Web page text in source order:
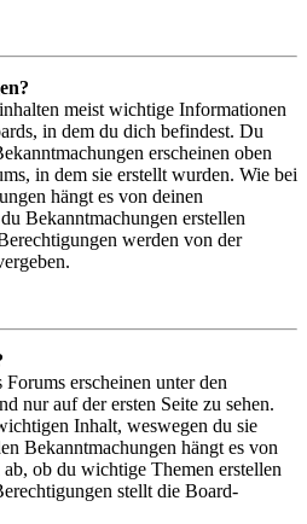
meist wichtige Informationen
in dem du dich befindest. Du
erscheinen oben
in dem sie erstellt wurden. Wie bei
hängt es von deinen
Bekanntmachungen erstellen
werden von der
erscheinen unter den
nur auf der ersten Seite zu sehen.
Inhalt, weswegen du sie
Bekanntmachungen hängt es von
ob du wichtige Themen erstellen
stellt die Board-